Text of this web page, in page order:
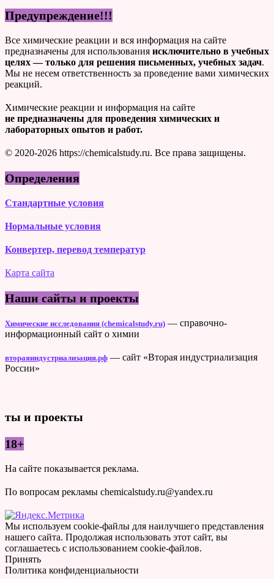
Предупреждение!!!
Все химические реакции и вся информация на сайте
предназначены для использования исключительно в учебных
целях — только для решения письменных, учебных задач.
Мы не несем ответственность за проведение вами химических
реакций.
Химические реакции и информация на сайте
не предназначены для проведения химических и
лабораторных опытов и работ.
© 2020-2026 https://chemicalstudy.ru. Все права защищены.
Определения
Стандартные условия
Нормальные условия
Конвертер, перевод температур
Карта сайта
Наши сайты и проекты
Химические исследования (chemicalstudy.ru) — справочно-
информационный сайт о химии
втораяиндустриализация.рф — сайт «Вторая индустриализация
России»
ты и проекты
18+
На сайте показывается реклама.
По вопросам рекламы chemicalstudy.ru@yandex.ru
Мы используем cookie-файлы для наилучшего представления
нашего сайта. Продолжая использовать этот сайт, вы
соглашаетесь с использованием cookie-файлов.
Принять
Политика конфиденциальности